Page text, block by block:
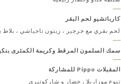
كارباتشيو لحم البقر
لحم بقري مع جرجير ، زيتون تاجياشي ، بلاط
سمك السلمون المرقط وكريمة الكمثرى
المقبلات Pippo للمشاركة
تنوع موزاريلا ، خضار و شاركوتيري